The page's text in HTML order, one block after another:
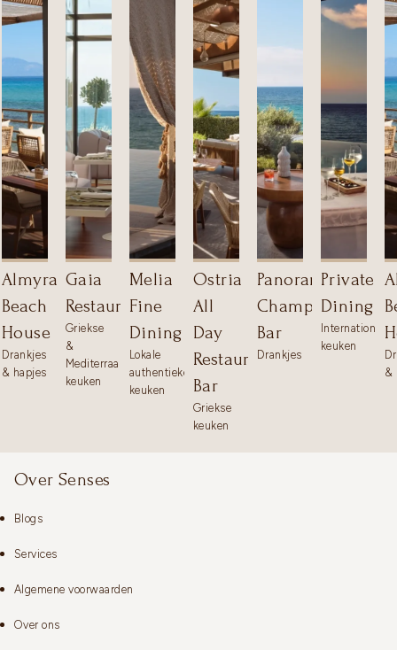
Almyra
Beach
House
Drankjes
& hapjes
Gaia
Restaurant
Griekse
&
Mediterraanse
keuken
Melia
Fine
Dining
Lokale
authentieke
keuken
Ostria
All
Day
Restaurant
Bar
Griekse
keuken
Panorama
Champagne
Bar
Drankjes
Private
Dining
Internationale
keuken
&
Over Senses
Blogs
Services
Algemene voorwaarden
Over ons